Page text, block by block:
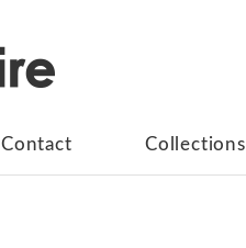
Contact Collections